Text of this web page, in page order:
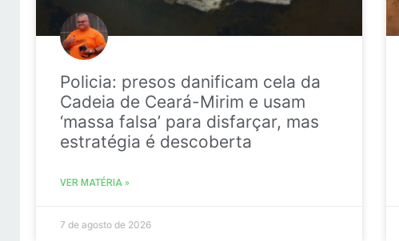
Policia: presos danificam cela da
Cadeia de Ceará-Mirim e usam
‘massa falsa’ para disfarçar, mas
estratégia é descoberta
VER MATÉRIA »
7 de agosto de 2026